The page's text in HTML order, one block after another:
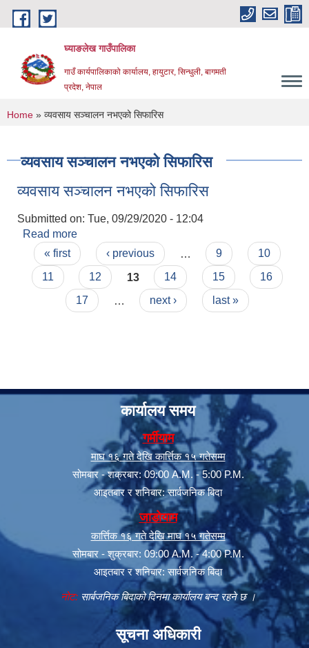
Skip to main content
घ्याङलेख गाउँपालिका
गाउँ कार्यपालिकाको कार्यालय, हायुटार, सिन्धुली, बागमती
प्रदेश, नेपाल
You are here
Home » व्यवसाय सञ्चालन नभएको सिफारिस
व्यवसाय सञ्चालन नभएको सिफारिस
व्यवसाय सञ्चालन नभएको सिफारिस
Submitted on: Tue, 09/29/2020 - 12:04
Read more
Pages
« first ‹ previous 9
10
11
12 13 14 15
16
17
next › last »
कार्यालय समय
गर्मीयाम
माघ १६ गते देखि कार्त्तिक १५ गतेसम्म
सोमबार - शक्रबार: 09:00 A.M. - 5:00 P.M.
आइतबार र शनिबार: सार्वजनिक बिदा
जाडोयाम
कार्त्तिक १६ गते देखि माघ १५ गतेसम्म
सोमबार - शुक्रबार: 09:00 A.M. - 4:00 P.M.
आइतबार र शनिबार: सार्वजनिक बिदा
नोट:सार्बजनिक बिदाको दिनमा कार्यालय बन्द रहने छ ।
सूचना अधिकारी